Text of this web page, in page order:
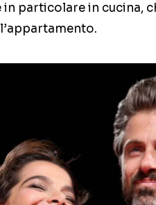
particolare in cucina,